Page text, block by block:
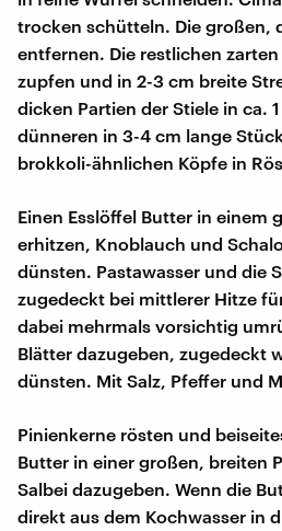
trocken schütteln. Die großen,
entfernen. Die restlichen
zupfen und in 2-3 cm breite
dicken Partien der Stiele in ca.
dünneren in 3-4 cm lange
brokkoli-ähnlichen Köpfe in
Einen Esslöffel Butter in einem
erhitzen, Knoblauch und
dünsten. Pastawasser und die
zugedeckt bei mittlerer Hitze
dabei mehrmals vorsichtig
Blätter dazugeben, zugedeckt
dünsten. Mit Salz, Pfeffer und
Pinienkerne rösten und
Butter in einer großen, breiten
Salbei dazugeben. Wenn die
direkt aus dem Kochwasser in